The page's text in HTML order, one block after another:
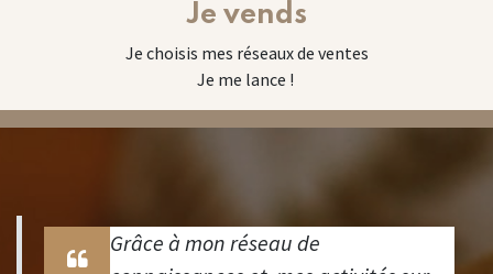
Je vends
Je choisis mes réseaux de ventes
Je me lance !
Grâce à mon réseau de